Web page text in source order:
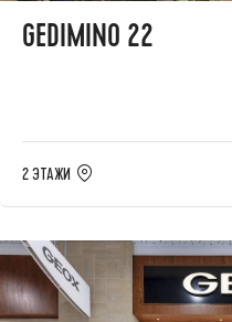
GEDIMINO 22
2 ЭТАЖИ